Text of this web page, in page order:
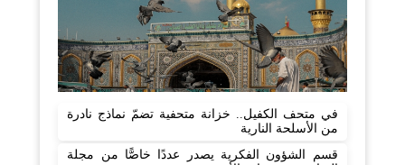
في متحف الكفيل.. خزانة متحفية تضمّ نماذج نادرة
من الأسلحة النارية
قسم الشؤون الفكرية يصدر عددًا خاصًّا من مجلة